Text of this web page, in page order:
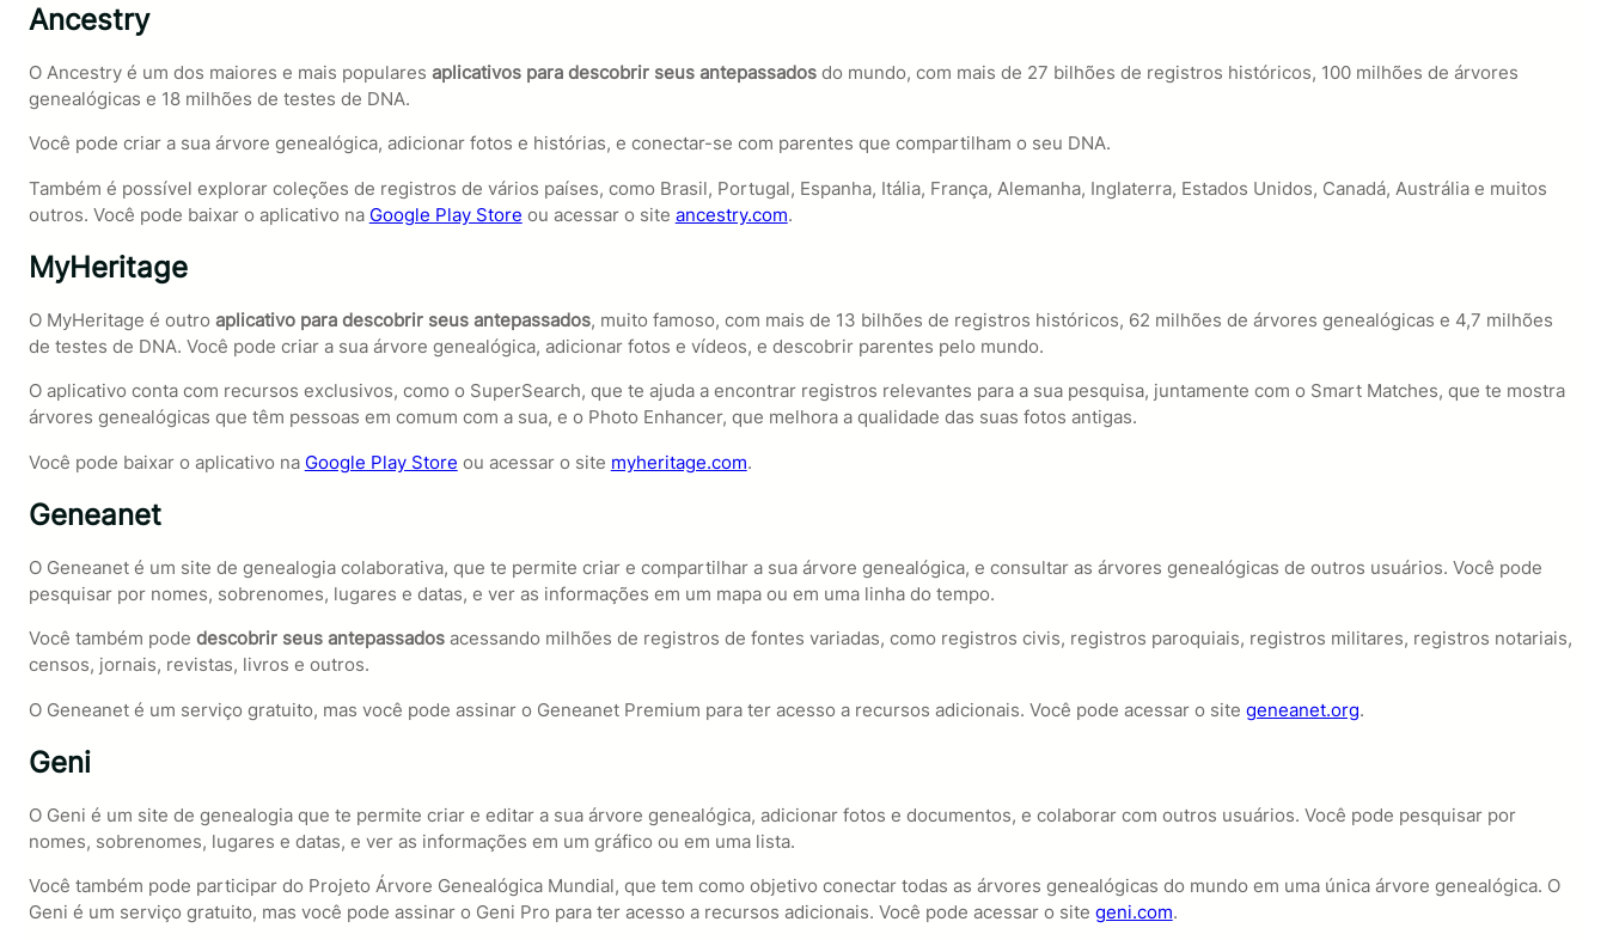
Ancestry
O Ancestry é um dos maiores e mais populares aplicativos para descobrir seus antepassadosdo mundo, com mais de 27 bilhões de registros históricos, 100 milhões de árvores
genealógicas e 18 milhões de testes de DNA.
Você pode criar a sua árvore genealógica, adicionar fotos e histórias, e conectar-se com parentes que compartilham o seu DNA.
Também é possível explorar coleções de registros de vários países, como Brasil, Portugal, Espanha, Itália, França, Alemanha, Inglaterra, Estados Unidos, Canadá, Austrália e muitos
outros. Você pode baixar o aplicativo na Google Play Store ou acessar o site ancestry.com.
MyHeritage
O MyHeritage é outro aplicativo para descobrir seus antepassados, muito famoso, com mais de 13 bilhões de registros históricos, 62 milhões de árvores genealógicas e 4,7 milhões
de testes de DNA. Você pode criar a sua árvore genealógica, adicionar fotos e vídeos, e descobrir parentes pelo mundo.
O aplicativo conta com recursos exclusivos, como o SuperSearch, que te ajuda a encontrar registros relevantes para a sua pesquisa, juntamente com o Smart Matches, que te mostra
árvores genealógicas que têm pessoas em comum com a sua, e o Photo Enhancer, que melhora a qualidade das suas fotos antigas.
Você pode baixar o aplicativo na Google Play Store ou acessar o site myheritage.com.
Geneanet
O Geneanet é um site de genealogia colaborativa, que te permite criar e compartilhar a sua árvore genealógica, e consultar as árvores genealógicas de outros usuários. Você pode
pesquisar por nomes, sobrenomes, lugares e datas, e ver as informações em um mapa ou em uma linha do tempo.
Você também pode descobrir seus antepassadosacessando milhões de registros de fontes variadas, como registros civis, registros paroquiais, registros militares, registros notariais,
censos, jornais, revistas, livros e outros.
O Geneanet é um serviço gratuito, mas você pode assinar o Geneanet Premium para ter acesso a recursos adicionais. Você pode acessar o site geneanet.org.
Geni
O Geni é um site de genealogia que te permite criar e editar a sua árvore genealógica, adicionar fotos e documentos, e colaborar com outros usuários. Você pode pesquisar por
nomes, sobrenomes, lugares e datas, e ver as informações em um gráfico ou em uma lista.
Você também pode participar do Projeto Árvore Genealógica Mundial, que tem como objetivo conectar todas as árvores genealógicas do mundo em uma única árvore genealógica. O
Geni é um serviço gratuito, mas você pode assinar o Geni Pro para ter acesso a recursos adicionais. Você pode acessar o site geni.com.